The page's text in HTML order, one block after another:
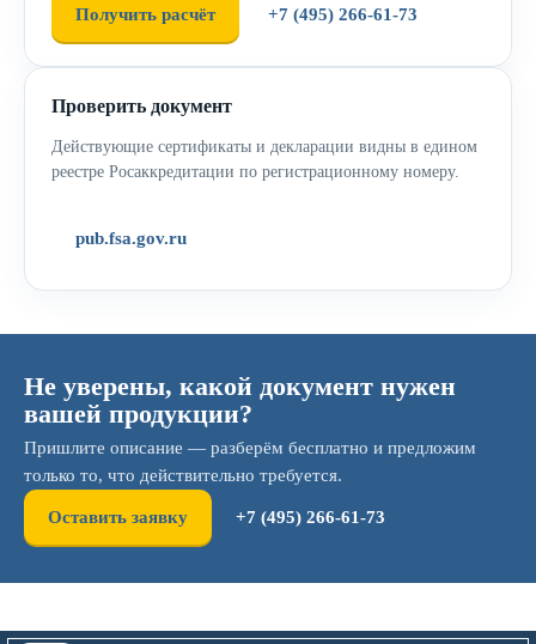
Получить расчёт +7 (495) 266-61-73
Проверить документ
Действующие сертификаты и декларации видны в едином
реестре Росаккредитации по регистрационному номеру.
pub.fsa.gov.ru
Не уверены, какой документ нужен
вашей продукции?
Пришлите описание — разберём бесплатно и предложим
только то, что действительно требуется.
Оставить заявку +7 (495) 266-61-73